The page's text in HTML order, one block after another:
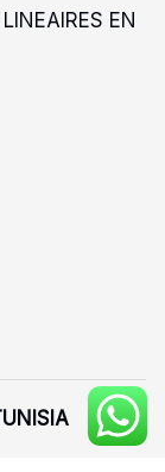
EN